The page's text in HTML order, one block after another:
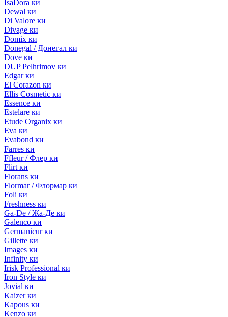
IsaDora ки
Dewal ки
Di Valore ки
Divage ки
Domix ки
Donegal / Донегал ки
Dove ки
DUP Pelhrimov ки
Edgar ки
El Corazon ки
Ellis Cosmetic ки
Essence ки
Estelare ки
Etude Organix ки
Eva ки
Evabond ки
Farres ки
Ffleur / Флер ки
Flirt ки
Florans ки
Flormar / Флормар ки
Foli ки
Freshness ки
Ga-De / Жа-Де ки
Galenco ки
Germanicur ки
Gillette ки
Images ки
Infinity ки
Irisk Professional ки
Iron Style ки
Jovial ки
Kaizer ки
Kapous ки
Kenzo ки